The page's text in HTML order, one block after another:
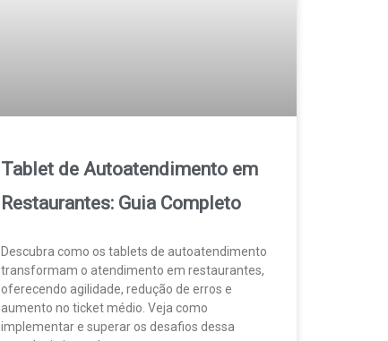
Tablet de Autoatendimento em
Restaurantes: Guia Completo
Descubra como os tablets de autoatendimento
transformam o atendimento em restaurantes,
oferecendo agilidade, redução de erros e
aumento no ticket médio. Veja como
implementar e superar os desafios dessa